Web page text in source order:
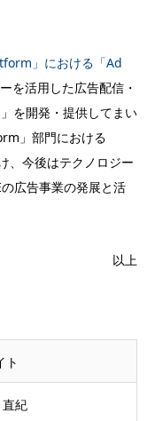
」における「Ad
を活用した広告配信・
を開発・提供してまい
」部門における
、今後はテクノロジー
広告事業の発展と活
以上
ト
紀